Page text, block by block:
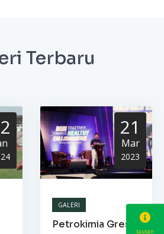
Terbaru
21
Mar
2023
GALERI
Petrokimia Gresik
tautan